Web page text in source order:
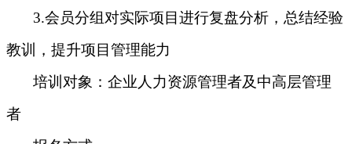
3.会员分组对实际项目进行复盘分析，总结经验
教训，提升项目管理能力
培训对象 ： 企业人力资源管理者及中高层管理
者